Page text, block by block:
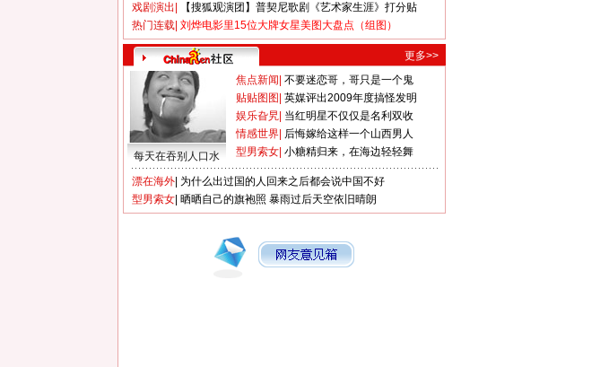
戏剧演出
【搜狐观演团】普契尼歌剧《艺术家生涯》打分贴
热门连载 刘烨电影里15位大牌女星美图大盘点（组图）
更多>>
每天在吞别人口水
焦点新闻 不要迷恋哥，哥只是一个鬼
贴贴图图 英媒评出2009年度搞怪发明
娱乐旮旯 当红明星不仅仅是名利双收
情感世界 后悔嫁给这样一个山西男人
型男索女 小糖精归来，在海边轻轻舞
漂在海外 为什么出过国的人回来之后都会说中国不好
型男索女 晒晒自己的旗袍照 暴雨过后天空依旧晴朗